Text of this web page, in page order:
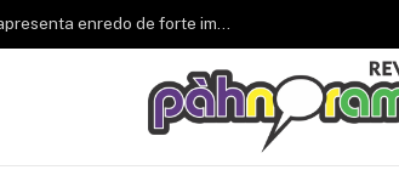
Renascer de Jacarepaguá celebra 34 anos e apresenta enredo de forte impacto para o Carnaval 2027